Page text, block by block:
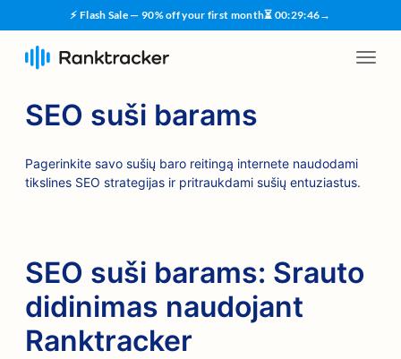
⚡ Flash Sale — 90% off your first month⏳ 00:29:45→
SEO suši barams
Pagerinkite savo sušių baro reitingą internete naudodami
tikslines SEO strategijas ir pritraukdami sušių entuziastus.
SEO suši barams: Srauto
didinimas naudojant
Ranktracker